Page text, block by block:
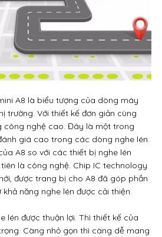
A8 là biểu tượng của dòng máy
trường. Với thiết kế đơn giản cùng
công nghệ cao. Đây là một trong
giá cao trong các dòng nghe lén.
A8 so với các thiết bị nghe lén
là công nghệ. Chip IC technology
được trang bị cho A8 đã góp phần
năng nghe lén được cải thiện.
lén được thuận lợi. Thì thiết kế của
Càng nhỏ gọn thì càng dễ mang